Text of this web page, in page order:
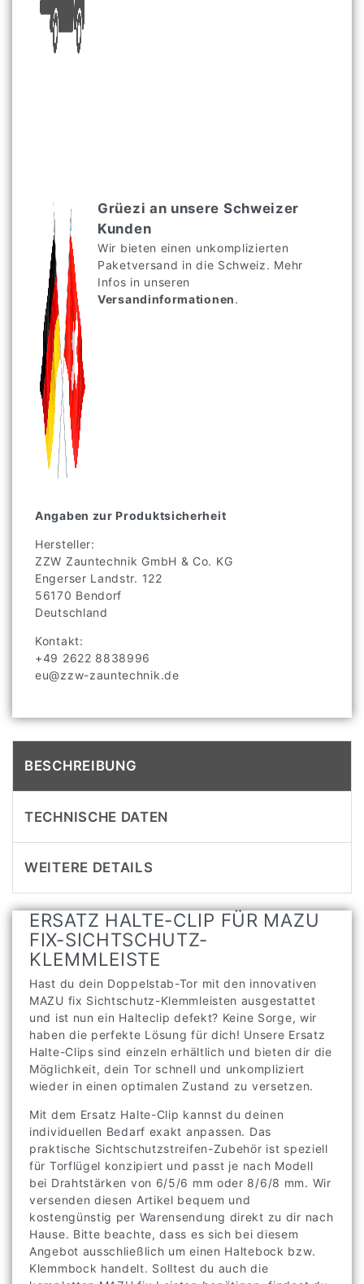
Grüezi an unsere Schweizer
Kunden
Wir bieten einen unkomplizierten
Paketversand in die Schweiz. Mehr
Infos in unseren
Versandinformationen.
Angaben zur Produktsicherheit
Hersteller:
ZZW Zauntechnik GmbH & Co. KG
Engerser Landstr. 122
56170 Bendorf
Deutschland
Kontakt:
+49 2622 8838996
eu@zzw-zauntechnik.de
BESCHREIBUNG
TECHNISCHE DATEN
WEITERE DETAILS
ERSATZ HALTE-CLIP FÜR MAZU
FIX-SICHTSCHUTZ-
KLEMMLEISTE
Hast du dein Doppelstab-Tor mit den innovativen
MAZU fix Sichtschutz-Klemmleisten ausgestattet
und ist nun ein Halteclip defekt? Keine Sorge, wir
haben die perfekte Lösung für dich! Unsere Ersatz
Halte-Clips sind einzeln erhältlich und bieten dir die
Möglichkeit, dein Tor schnell und unkompliziert
wieder in einen optimalen Zustand zu versetzen.
Mit dem Ersatz Halte-Clip kannst du deinen
individuellen Bedarf exakt anpassen. Das
praktische Sichtschutzstreifen-Zubehör ist speziell
für Torflügel konzipiert und passt je nach Modell
bei Drahtstärken von 6/5/6 mm oder 8/6/8 mm. Wir
versenden diesen Artikel bequem und
kostengünstig per Warensendung direkt zu dir nach
Hause. Bitte beachte, dass es sich bei diesem
Angebot ausschließlich um einen Haltebock bzw.
Klemmbock handelt. Solltest du auch die